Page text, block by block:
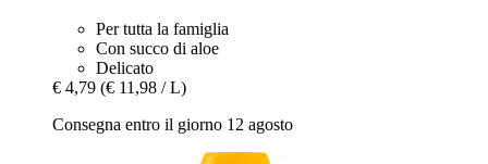
Per tutta la famiglia
Con succo di aloe
Delicato
€ 4,79 (€ 11,98 / L)
Consegna entro il giorno 12 agosto